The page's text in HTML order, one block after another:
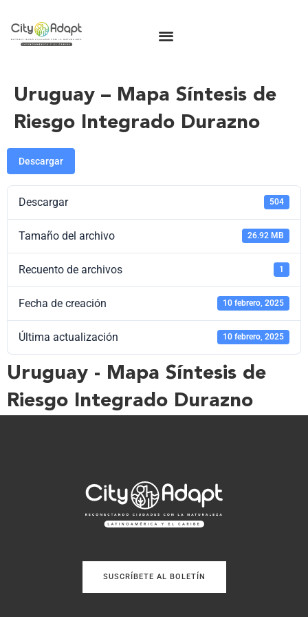
Uruguay – Mapa Síntesis de
Riesgo Integrado Durazno
Descargar
Descargar 504
Tamaño del archivo 26.92 MB
Recuento de archivos 1
Fecha de creación 10 febrero, 2025
Última actualización 10 febrero, 2025
Uruguay - Mapa Síntesis de
Riesgo Integrado Durazno
SUSCRÍBETE AL BOLETÍN